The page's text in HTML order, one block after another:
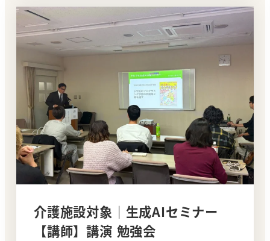
介護施設対象｜生成AIセミナー
【講師】講演 勉強会